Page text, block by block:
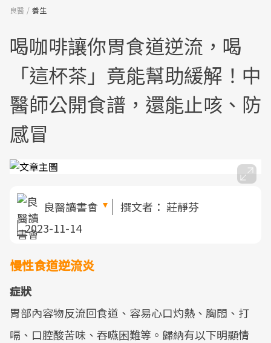
良醫 養生
喝咖啡讓你胃食道逆流，喝
「這杯茶」竟能幫助緩解！中
醫師公開食譜，還能止咳、防
感冒
良醫讀書會 撰文者： 莊靜芬
2023-11-14
慢性食道逆流炎
症狀
胃部內容物反流回食道、容易心口灼熱、胸悶、打
嗝、口腔酸苦味、吞嚥困難等。歸納有以下明顯情